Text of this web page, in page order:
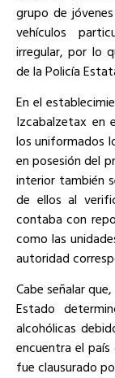
grupo de
vehículos
irregular, por lo
de la Policía
En el
Izcabalzetax en
los uniformados
en posesión del
interior también
de ellos al
contaba con
como las
autoridad
Cabe señalar
Estado
alcohólicas
encuentra el
fue clausurado